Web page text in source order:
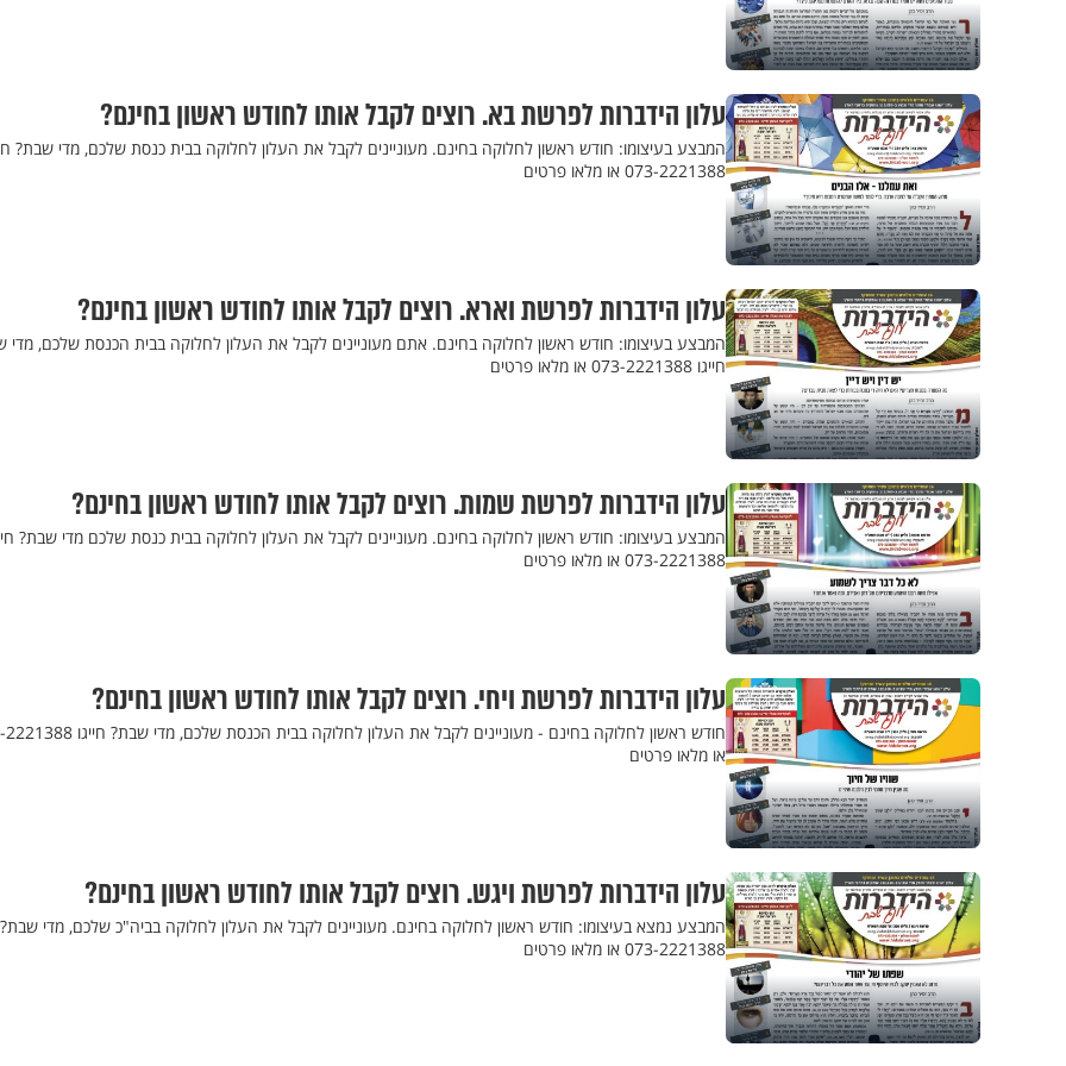
עלון הידברות לפרשת בא. רוצים לקבל אותו לחודש ראשון בחינם?
המבצע בעיצומו: חודש ראשון לחלוקה בחינם. מעוניינים לקבל את העלון לחלוקה בבית כנסת שלכם, מדי שבת?
073-2221388 או מלאו פרטים
עלון הידברות לפרשת וארא. רוצים לקבל אותו לחודש ראשון בחינם?
המבצע בעיצומו: חודש ראשון לחלוקה בחינם. אתם מעוניינים לקבל את העלון לחלוקה בבית הכנסת שלכם, מדי
חייגו 073-2221388 או מלאו פרטים
עלון הידברות לפרשת שמות. רוצים לקבל אותו לחודש ראשון בחינם?
המבצע בעיצומו: חודש ראשון לחלוקה בחינם. מעוניינים לקבל את העלון לחלוקה בבית כנסת שלכם מדי שבת?
073-2221388 או מלאו פרטים
עלון הידברות לפרשת ויחי. רוצים לקבל אותו לחודש ראשון בחינם?
חודש ראשון לחלוקה בחינם - מעוניינים לקבל את העלון לחלוקה בבית הכנסת
או מלאו פרטים
עלון הידברות לפרשת ויגש. רוצים לקבל אותו לחודש ראשון בחינם?
המבצע נמצא בעיצומו: חודש ראשון לחלוקה בחינם. מעוניינים לקבל את העלון לחלוקה בביה"כ שלכם, מדי שבת?
073-2221388 או מלאו פרטים